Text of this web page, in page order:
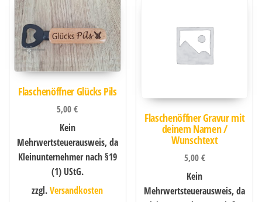
Flaschenöffner Glücks Pils
5,00€
Kein
Mehrwertsteuerausweis, da
Kleinunternehmer nach §19
(1) UStG.
zzgl.Versandkosten
Flaschenöffner Gravur mit
deinem Namen /
Wunschtext
5,00€
Kein
Mehrwertsteuerausweis, da